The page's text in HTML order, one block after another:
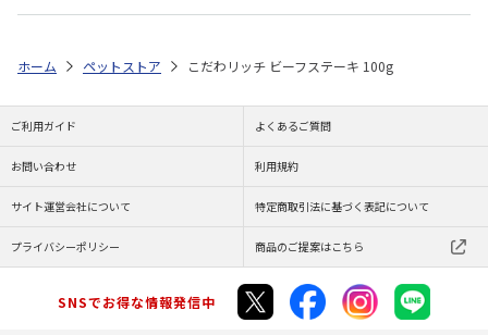
ホーム ペットストア こだわリッチ ビーフステーキ 100g
ご利用ガイド よくあるご質問
お問い合わせ 利用規約
サイト運営会社について 特定商取引法に基づく表記について
プライバシーポリシー 商品のご提案はこちら
SNSでお得な情報発信中